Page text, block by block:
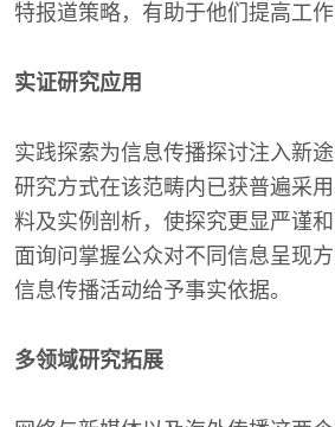
特报道策略，有助于他们提高工作
实证研究应用
实践探索为信息传播探讨注入新
研究方式在该范畴内已获普遍采
料及实例剖析，使探究更显严谨
面询问掌握公众对不同信息呈现
信息传播活动给予事实依据。
多领域研究拓展